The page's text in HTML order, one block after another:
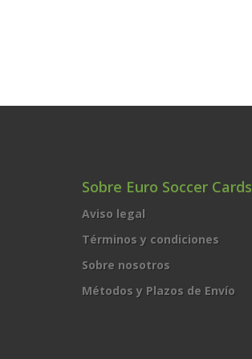
Sobre Euro Soccer Cards
Aviso legal
Términos y condiciones
Sobre nosotros
Métodos y Plazos de Envío